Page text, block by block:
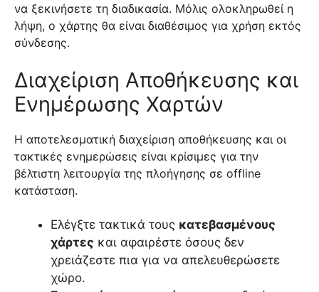
να ξεκινήσετε τη διαδικασία. Μόλις ολοκληρωθεί η
λήψη, ο χάρτης θα είναι διαθέσιμος για χρήση εκτός
σύνδεσης.
Διαχείριση Αποθήκευσης και
Ενημέρωσης Χαρτών
Η αποτελεσματική διαχείριση αποθήκευσης και οι
τακτικές ενημερώσεις είναι κρίσιμες για την
βέλτιστη λειτουργία της πλοήγησης σε offline
κατάσταση.
Ελέγξτε τακτικά τους κατεβασμένους
χάρτες και αφαιρέστε όσους δεν
χρειάζεστε πια για να απελευθερώσετε
χώρο.